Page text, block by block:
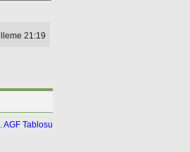
21:19
AGF Tablosu